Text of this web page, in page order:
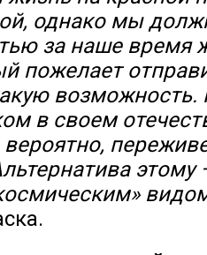
однако мы
за наше время
пожелает
возможность.
в своем
этому